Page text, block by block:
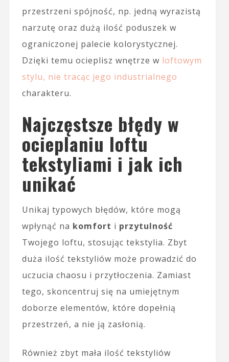
przestrzeni spójność, np. jedną wyrazistą
narzutę oraz dużą ilość poduszek w
ograniczonej palecie kolorystycznej.
Dzięki temu ocieplisz wnętrze w loftowym
stylu, nie tracąc jego industrialnego
charakteru.
Najczęstsze błędy w
ocieplaniu loftu
tekstyliami i jak ich
unikać
Unikaj typowych błędów, które mogą
wpłynąć na komfort i przytulność
Twojego loftu, stosując tekstylia. Zbyt
duża ilość tekstyliów może prowadzić do
uczucia chaosu i przytłoczenia. Zamiast
tego, skoncentruj się na umiejętnym
doborze elementów, które dopełnią
przestrzeń, a nie ją zasłonią.
Również zbyt mała ilość tekstyliów